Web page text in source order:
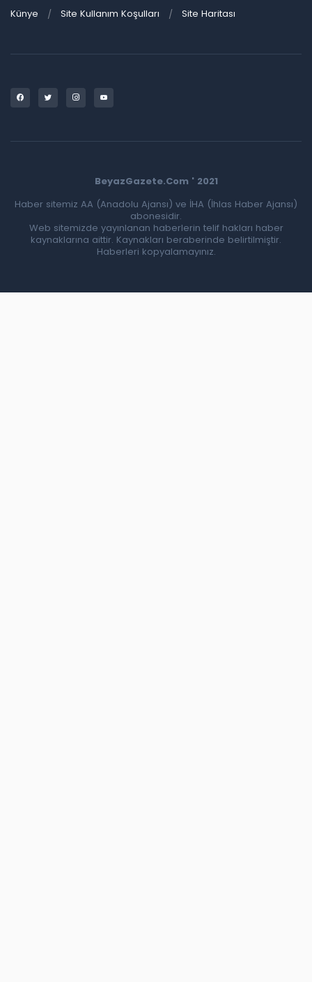
Künye Site Kullanım Koşulları Site Haritası
BeyazGazete.Com ' 2021
Haber sitemiz AA (Anadolu Ajansı) ve İHA (İhlas Haber Ajansı)
abonesidir.
Web sitemizde yayınlanan haberlerin telif hakları haber
kaynaklarına aittir. Kaynakları beraberinde belirtilmiştir.
Haberleri kopyalamayınız.